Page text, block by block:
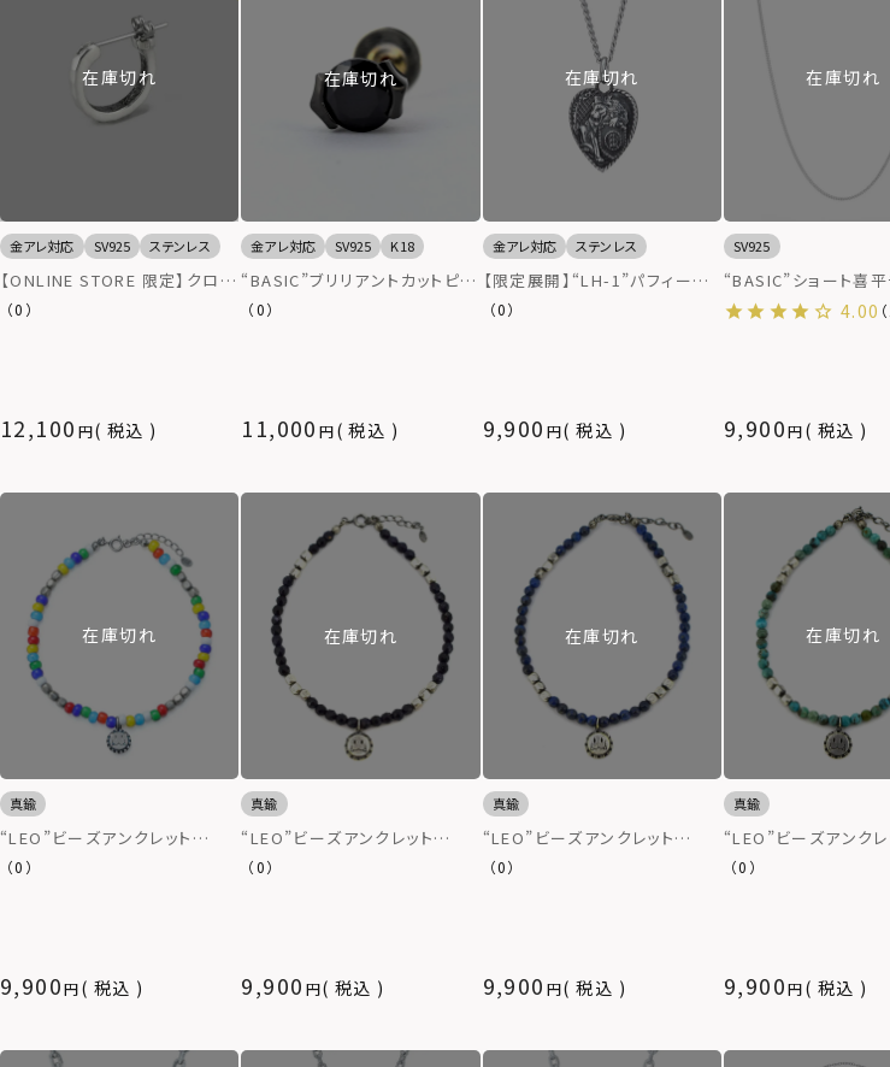
在庫切れ
金アレ対応 SV925 ステンレス
【ONLINE STORE 限定】クロッ
シングピアス/シークレットヘリ
（0）
12,100 税込
在庫切れ
金アレ対応 SV925 K18
“BASIC”ブリリアントカットピア
ス（ブラック×ブラックジルコニ
（0）
11,000 税込
在庫切れ
金アレ対応 ステンレス
【限定展開】“LH-1”パフィーハ
ートネックレス（type B）/サー
（0）
9,900 税込
在庫切れ
SV925
“BASIC”ショート喜
ネックレス（スリム）/
925
4.00
9,900 税込
在庫切れ
真鍮
“LEO”ビーズアンクレット
（TYPE “F”/ガラスビーズ）
（0）
9,900 税込
在庫切れ
真鍮
“LEO”ビーズアンクレット
（TYPE “E”/ブルーゴールドスト
（0）
9,900 税込
在庫切れ
真鍮
“LEO”ビーズアンクレット
（TYPE “D”/ラピスラズリ）
（0）
9,900 税込
在庫切れ
真鍮
“LEO”ビーズアンクレ
（TYPE “C”/ターコイズ
（0）
9,900 税込